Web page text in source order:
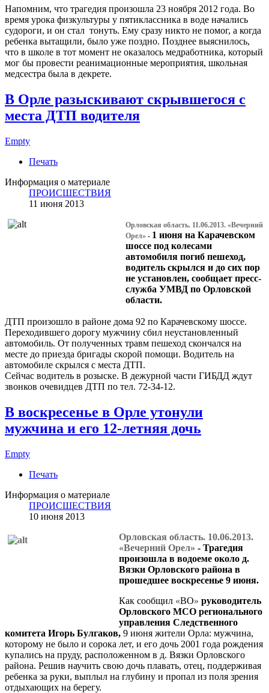
Напомним, что трагедия произошла 23 ноября 2012 года. Во
время урока физкультуры у пятиклассника в воде начались
судороги, и он стал тонуть. Ему сразу никто не помог, а когда
ребенка вытащили, было уже поздно. Позднее выяснилось,
что в школе в тот момент не оказалось медработника, который
мог бы провести реанимационные мероприятия, школьная
медсестра была в декрете.
В Орле разыскивают скрывшегося с
места ДТП водителя
Empty
Печать
Информация о материале
ПРОИСШЕСТВИЯ
11 июня 2013
Орловская область. 11.06.2013. «Вечерний
Орел» - 1 июня на Карачевском
шоссе под колесами
автомобиля погиб пешеход,
водитель скрылся и до сих пор
не установлен, сообщает пресс-
служба УМВД по Орловской
области.
ДТП произошло в районе дома 92 по Карачевскому шоссе.
Переходившего дорогу мужчину сбил неустановленный
автомобиль. От полученных травм пешеход скончался на
месте до приезда бригады скорой помощи. Водитель на
автомобиле скрылся с места ДТП.
Сейчас водитель в розыске. В дежурной части ГИБДД ждут
звонков очевидцев ДТП по тел. 72-34-12.
В воскресенье в Орле утонули
мужчина и его 12-летняя дочь
Empty
Печать
Информация о материале
ПРОИСШЕСТВИЯ
10 июня 2013
Орловская область. 10.06.2013.
«Вечерний Орел» - Трагедия
произошла в водоеме около д.
Вязки Орловского района в
прошедшее воскресенье 9 июня.
Как сообщил «ВО» руководитель
Орловского МСО регионального
управления Следственного
комитета Игорь Булгаков, 9 июня жители Орла: мужчина,
которому не было и сорока лет, и его дочь 2001 года рождения
купались на пруду, расположенном в д. Вязки Орловского
района. Решив научить свою дочь плавать, отец, поддерживая
ребенка за руки, выплыл на глубину и пропал из поля зрения
отдыхающих на берегу.